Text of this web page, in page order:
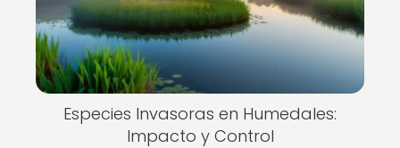
Especies Invasoras en Humedales:
Impacto y Control